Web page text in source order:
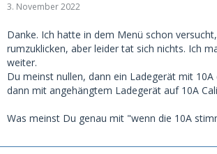
3. November 2022
Danke. Ich hatte in dem Menü schon
rumzuklicken, aber leider tat sich nichts. Ich
weiter.
Du meinst nullen, dann ein Ladegerät mit 10A
dann mit angehängtem Ladegerät auf 10A
Was meinst Du genau mit "wenn die 10A